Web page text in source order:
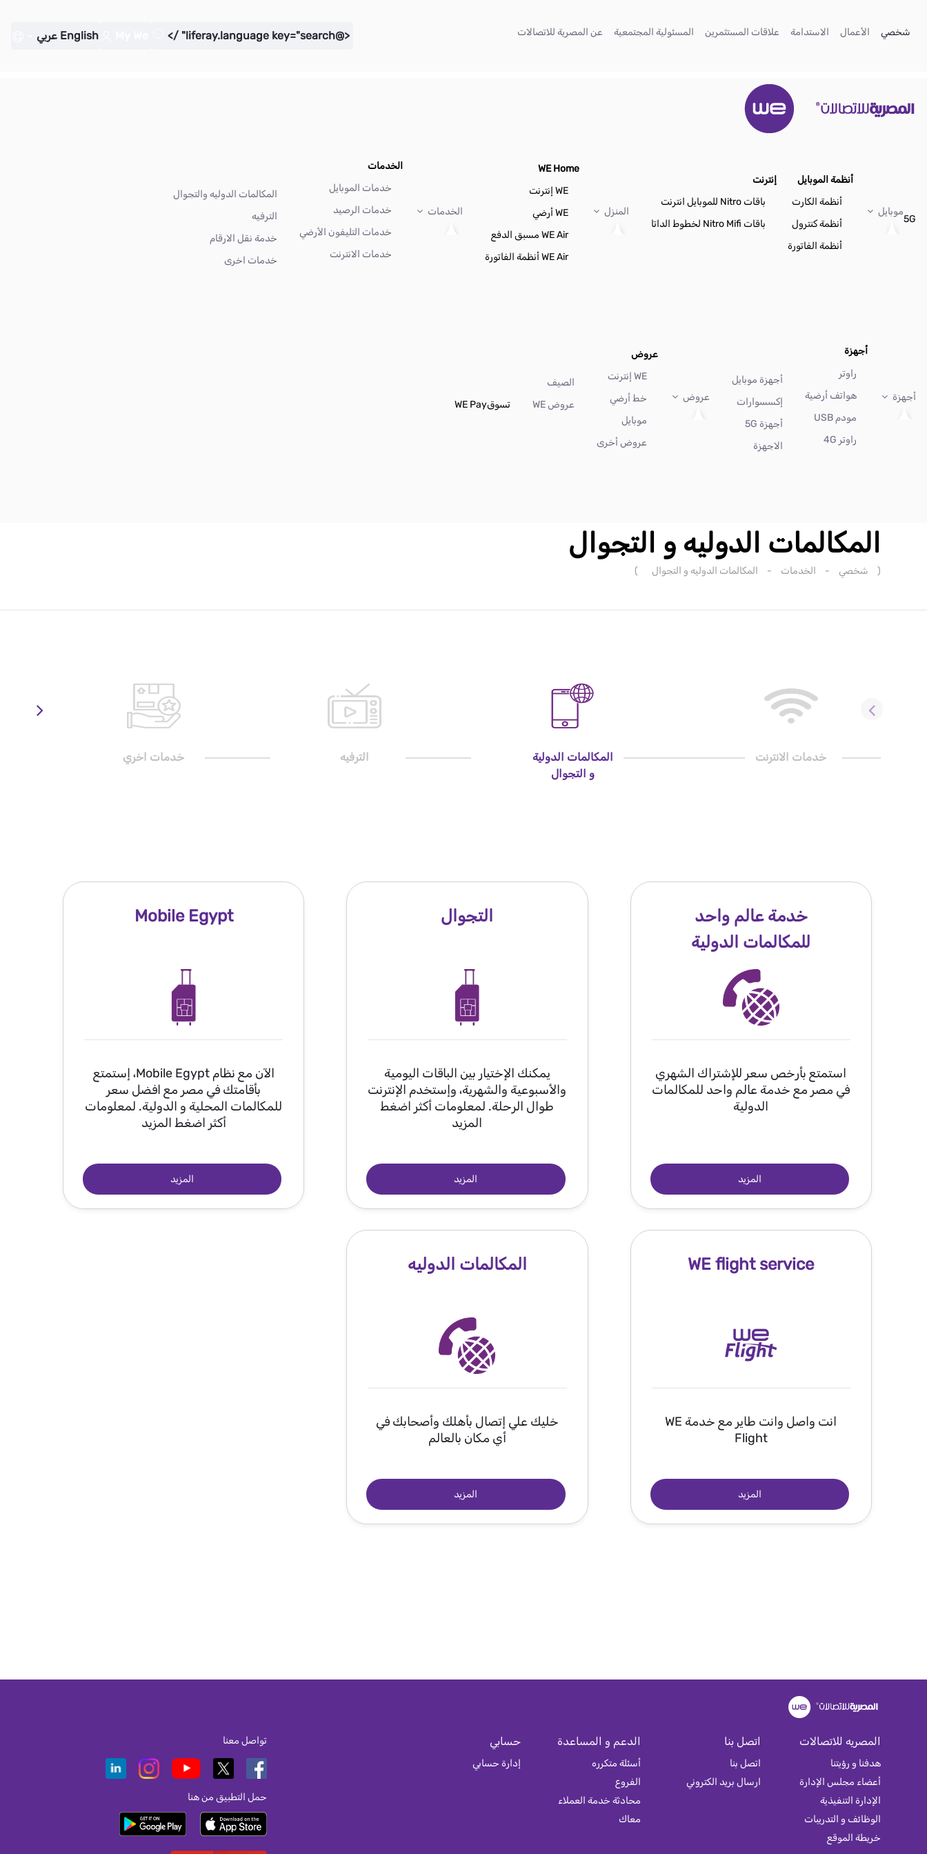
شخصي
الأعمال الاستدامة
(current) علاقات المستثمرين
(current) المسئولية المجتمعية
(current) عن المصرية للاتصالات <@liferay.language key="search" />
English عربي
5G
موبايل
أنظمة الموبايل
أنظمة الكارت
أنظمة كنترول
أنظمة الفاتورة
إنترنت
باقات Nitro للموبايل انترنت
باقات Nitro Mifi لخطوط الداتا
المنزل
WE Home
WE إنترنت
WE أرضي
WE Air مسبق الدفع
WE Air أنظمة الفاتورة
الخدمات
الخدمات
خدمات الموبايل
خدمات الرصيد
خدمات التليفون الأرضي
خدمات الانترنت
المكالمات الدوليه والتجوال
الترفيه
خدمة نقل الارقام
خدمات اخرى
أجهزة
أجهزة
راوتر
هواتف أرضية
مودم USB
راوتر 4G
أجهزة موبايل
إكسسوارات
أجهزة 5G
الاجهزة
عروض
عروض
WE إنترنت
خط أرضي
موبايل
عروض أخرى
الصيف
عروض WE
تسوقWE Pay
المكالمات الدوليه و التجوال
( شخصي - الخدمات - المكالمات الدوليه و التجوال )
خدمات الانترنت
المكالمات الدولية
و التجوال
الترفيه خدمات اخري
خدمة عالم واحد
للمكالمات الدولية
استمتع بأرخص سعر للإشتراك الشهري
في مصر مع خدمة عالم واحد للمكالمات
الدولية
المزيد
التجوال
يمكنك الإختيار بين الباقات اليومية
والأسبوعية والشهرية، وإستخدم الإنترنت
طوال الرحلة. لمعلومات أكثر اضغط
المزيد
المزيد
Mobile Egypt
الآن مع نظام Mobile Egypt، إستمتع
بأقامتك في مصر مع افضل سعر
للمكالمات المحلية و الدولية. لمعلومات
أكثر اضغط المزيد
المزيد
WE flight service
انت واصل وانت طاير مع خدمة WE
Flight
المزيد
المكالمات الدوليه
خليك علي إتصال بأهلك وأصحابك في
أي مكان بالعالم
المزيد
المصريه للاتصالات
هدفنا و رؤيتنا
أعضاء مجلس الإدارة
الإدارة التنفيذية
الوظائف و التدريبات
خريطة الموقع
اتصل بنا
اتصل بنا
ارسال بريد الكتروني
الدعم و المساعدة
أسئلة متكرره
الفروع
محادثة خدمة العملاء
معاك
حسابي
إدارة حسابي
تواصل معنا
حمل التطبيق من هنا